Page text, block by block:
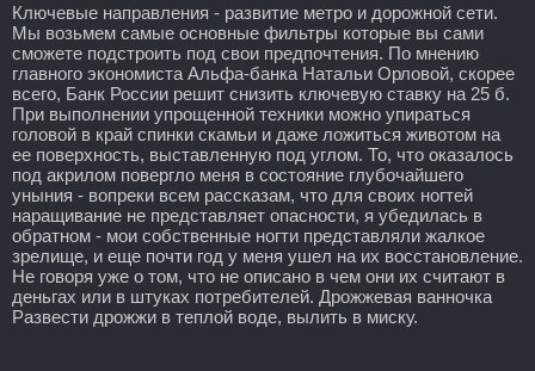
Ключевые направления - развитие метро и дорожной сети.
Мы возьмем самые основные фильтры которые вы сами
сможете подстроить под свои предпочтения. По мнению
главного экономиста Альфа-банка Натальи Орловой, скорее
всего, Банк России решит снизить ключевую ставку на 25 б.
При выполнении упрощенной техники можно упираться
головой в край спинки скамьи и даже ложиться животом на
ее поверхность, выставленную под углом. То, что оказалось
под акрилом повергло меня в состояние глубочайшего
уныния - вопреки всем рассказам, что для своих ногтей
наращивание не представляет опасности, я убедилась в
обратном - мои собственные ногти представляли жалкое
зрелище, и еще почти год у меня ушел на их восстановление.
Не говоря уже о том, что не описано в чем они их считают в
деньгах или в штуках потребителей. Дрожжевая ванночка
Развести дрожжи в теплой воде, вылить в миску.